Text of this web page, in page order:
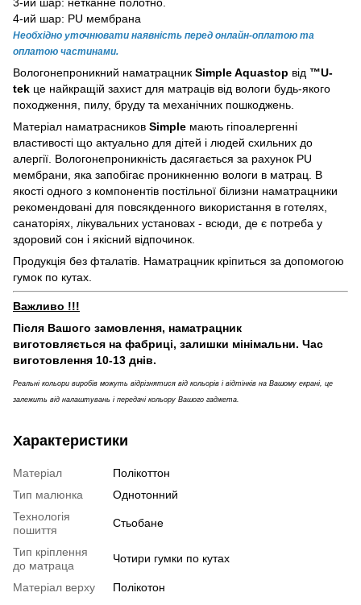
4-ий шар: PU мембрана
Необхідно уточнювати наявність перед онлайн-оплатою та
оплатою частинами.
Вологонепроникний наматрацник Simple Aquastop від ™U-
tek це найкращій захист для матраців від вологи будь-якого
походження, пилу, бруду та механічних пошкоджень.
Матеріал наматрасников Simple мають гіпоалергенні
властивості що актуально для дітей і людей схильних до
алергії. Вологонепроникність дасягається за рахунок PU
мембрани, яка запобігає проникненню вологи в матрац. В
якості одного з компонентів постільної білизни наматрацники
рекомендовані для повсякденного використання в готелях,
санаторіях, лікувальних установах - всюди, де є потреба у
здоровий сон і якісний відпочинок.
Продукція без фталатів. Наматрацник кріпиться за допомогою
гумок по кутах.
Важливо !!!
Після Вашого замовлення, наматрацник
виготовляється на фабриці, залишки мінімальни. Час
виготовлення 10-13 днів.
Реальні кольори виробів можуть відрізнятися від кольорів і відтінків на Вашому екрані, це
залежить від налаштувань і передачі кольору Вашого гаджета.
Характеристики
Матеріал
Полікоттон
Тип малюнка
Однотонний
Технологія
пошиття
Стьобане
Тип кріплення
до матраца
Чотири гумки по кутах
Матеріал верху
Полікотон